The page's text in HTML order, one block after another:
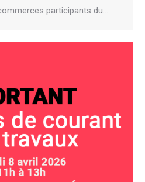
participants du…